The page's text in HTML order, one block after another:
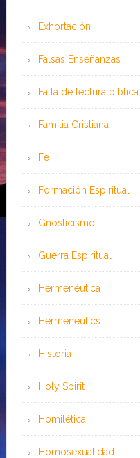
Exhortación
Falsas Enseñanzas
Falta de lectura bíblica
Familia Cristiana
Fe
Formación Espiritual
Gnosticismo
Guerra Espiritual
Hermenéutica
Hermeneutics
Historia
Holy Spirit
Homilética
Homosexualidad